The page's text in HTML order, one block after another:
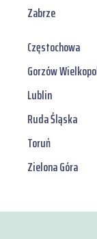
Zabrze
Częstochowa
Gorzów
Lublin
Ruda Śląska
Toruń
Zielona Góra